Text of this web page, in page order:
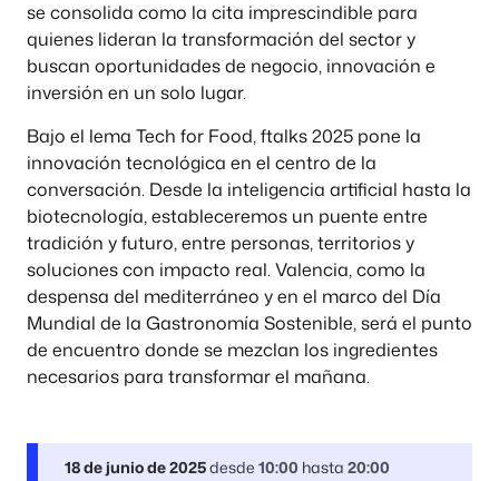
se consolida como la cita imprescindible para
quienes lideran la transformación del sector y
buscan oportunidades de negocio, innovación e
inversión en un solo lugar.
Bajo el lema Tech for Food, ftalks 2025 pone la
innovación tecnológica en el centro de la
conversación. Desde la inteligencia artificial hasta la
biotecnología, estableceremos un puente entre
tradición y futuro, entre personas, territorios y
soluciones con impacto real. Valencia, como la
despensa del mediterráneo y en el marco del Día
Mundial de la Gastronomía Sostenible, será el punto
de encuentro donde se mezclan los ingredientes
necesarios para transformar el mañana.
18 de junio de 2025desde 10:00 hasta 20:00